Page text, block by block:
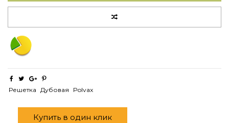
Решетка Дубовая Polvax
Купить в один клик